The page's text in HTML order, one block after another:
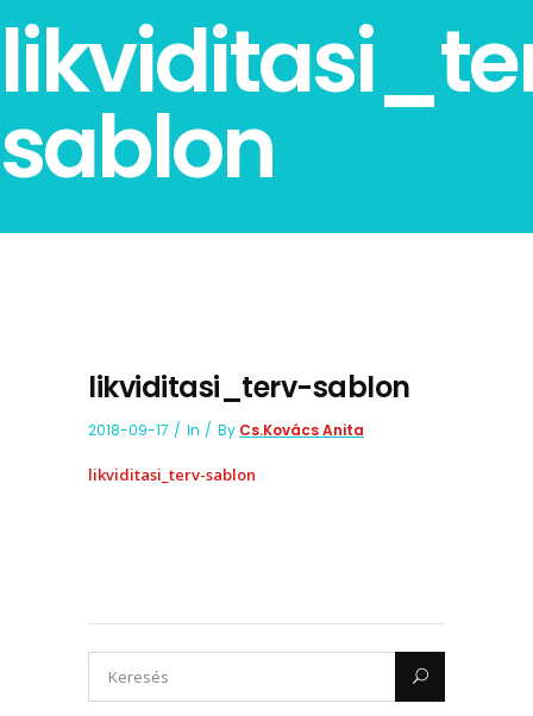
sablon
likviditasi_terv-sablon
2018-09-17 In By Cs.Kovács Anita
likviditasi_terv-sablon